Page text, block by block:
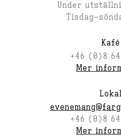
Under
Kafé
+46 (0)8
Mer
+46 (0)8
Mer